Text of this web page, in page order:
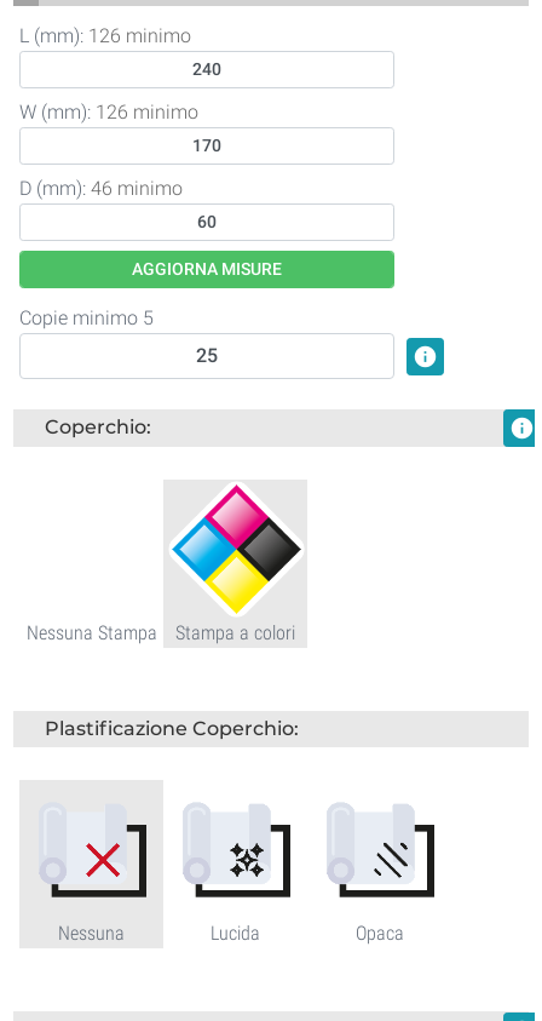
L (mm): 126 minimo
W (mm): 126 minimo
D (mm): 46 minimo
AGGIORNA MISURE
Copie minimo 5
info
Coperchio: info
Nessuna Stampa Stampa a colori
Plastificazione Coperchio:
Nessuna Lucida Opaca